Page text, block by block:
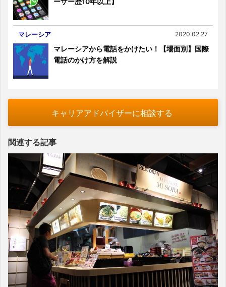
マレーシア 2020.02.27
マレーシアから電話をかけたい！【場面別】国際
電話のかけ方を解説
キャリアアドバイザーに相談する
関連する記事